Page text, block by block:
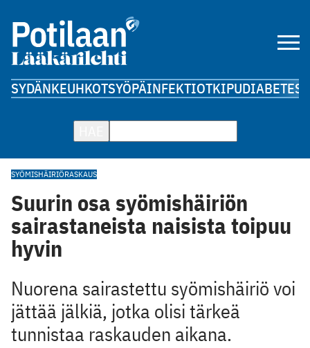
SYDÄNKEUHKOTSYÖPÄINFEKTIOTKIPUDIABETES
SYÖMISHÄIRIÖRASKAUS
Suurin osa syömishäiriön
sairastaneista naisista toipuu
hyvin
Nuorena sairastettu syömishäiriö voi
jättää jälkiä, jotka olisi tärkeä
tunnistaa raskauden aikana.